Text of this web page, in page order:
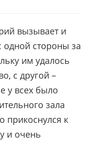
вызывает и
одной стороны за
им удалось
с другой –
у всех было
зала
прикоснулся к
и очень